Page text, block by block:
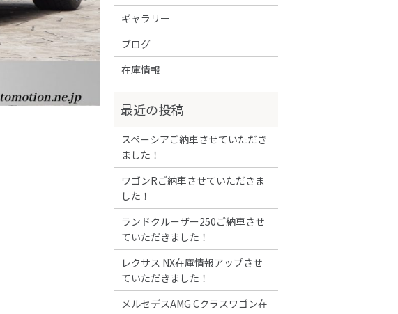
ギャラリー
ブログ
在庫情報
スペーシアご納車させていただき
ました！
ワゴンRご納車させていただきま
した！
ランドクルーザー250ご納車させ
ていただきました！
レクサス NX在庫情報アップさせ
ていただきました！
メルセデスAMG Cクラスワゴン在